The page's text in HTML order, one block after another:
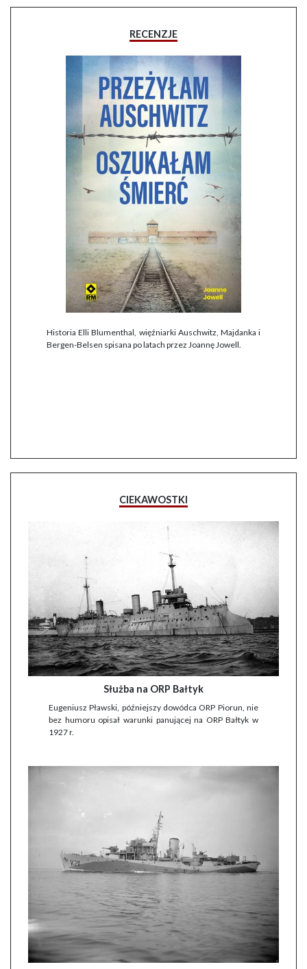
RECENZJE
Historia Elli Blumenthal, więźniarki Auschwitz, Majdanka i
Bergen-Belsen spisana po latach przez Joannę Jowell.
CIEKAWOSTKI
Służba na ORP Bałtyk
Eugeniusz Pławski, późniejszy dowódca ORP Piorun, nie
bez humoru opisał warunki panującej na ORP Bałtyk w
1927 r.